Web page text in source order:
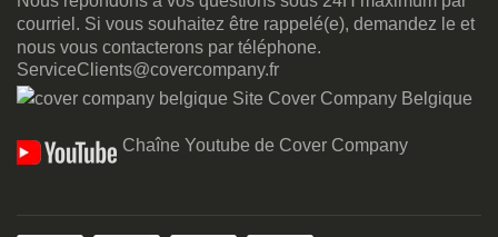
courriel. Si vous souhaitez être rappelé(e), demandez le et
nous vous contacterons par téléphone.
ServiceClients@covercompany.fr
Site Cover Company Belgique
Chaîne Youtube de Cover Company